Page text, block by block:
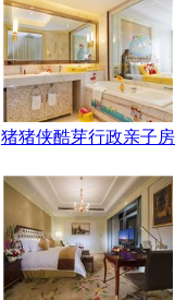
猪猪侠酷芽行政亲子房